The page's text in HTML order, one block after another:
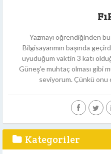
Yazmayı öğrendiğinden
Bilgisayarımın başında
uyuduğum vaktin 3 katı
Güneş'e muhtaç olması gibi
seviyorum. Çünkü onu
Kategoriler